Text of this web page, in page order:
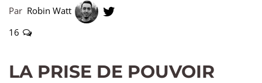
Par Robin Watt
16
LA PRISE DE POUVOIR